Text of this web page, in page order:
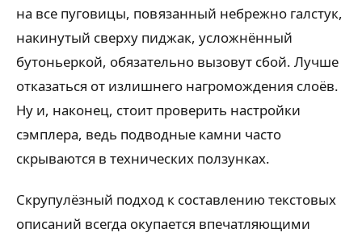
на все пуговицы, повязанный небрежно галстук,
накинутый сверху пиджак, усложнённый
бутоньеркой, обязательно вызовут сбой. Лучше
отказаться от излишнего нагромождения слоёв.
Ну и, наконец, стоит проверить настройки
сэмплера, ведь подводные камни часто
скрываются в технических ползунках.
Скрупулёзный подход к составлению текстовых
описаний всегда окупается впечатляющими